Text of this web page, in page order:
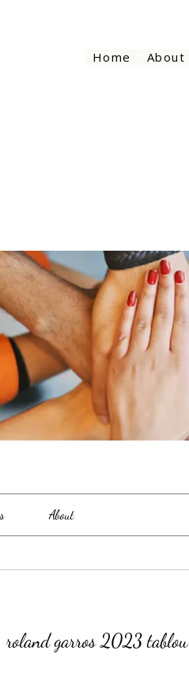
Home About
About
garros 2023 tablou